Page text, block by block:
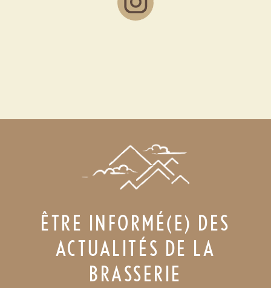
ÊTRE INFORMÉ(E) DES
ACTUALITÉS DE LA
BRASSERIE